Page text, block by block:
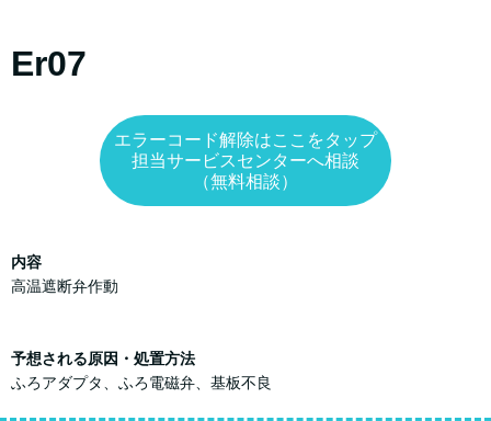
Er07
エラーコード解除はここをタップ
担当サービスセンターへ相談
（無料相談）
内容
高温遮断弁作動
予想される原因・処置方法
ふろアダプタ、ふろ電磁弁、基板不良